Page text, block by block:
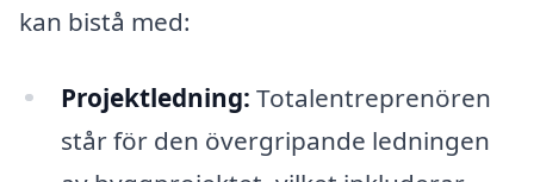
kan bistå med:
Projektledning: Totalentreprenören
står för den övergripande ledningen